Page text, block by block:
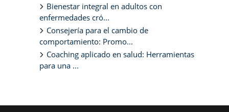
Bienestar integral en adultos con
enfermedades cró...
Consejería para el cambio de
comportamiento: Promo...
Coaching aplicado en salud: Herramientas
para una ...
Bloques suplementarios